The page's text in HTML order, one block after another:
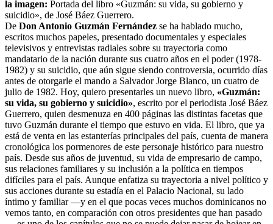
la imagen: Portada del libro «Guzmán: su vida, su gobierno y
suicidio», de José Báez Guerrero.
De Don Antonio Guzmán Fernández se ha hablado mucho,
escritos muchos papeles, presentado documentales y especiales
televisivos y entrevistas radiales sobre su trayectoria como
mandatario de la nación durante sus cuatro años en el poder (1978-
1982) y su suicidio, que aún sigue siendo controversia, ocurrido días
antes de otorgarle el mando a Salvador Jorge Blanco, un cuatro de
julio de 1982. Hoy, quiero presentarles un nuevo libro, «Guzmán:
su vida, su gobierno y suicidio», escrito por el periodista José Báez
Guerrero, quien desmenuza en 400 páginas las distintas facetas que
tuvo Guzmán durante el tiempo que estuvo en vida. El libro, que ya
está de venta en las estanterías principales del país, cuenta de manera
cronológica los pormenores de este personaje histórico para nuestro
país. Desde sus años de juventud, su vida de empresario de campo,
sus relaciones familiares y su inclusión a la política en tiempos
difíciles para el país. Aunque enfatiza su trayectoria a nivel político y
sus acciones durante su estadía en el Palacio Nacional, su lado
íntimo y familiar —y en el que pocas veces muchos dominicanos no
vemos tanto, en comparación con otros presidentes que han pasado